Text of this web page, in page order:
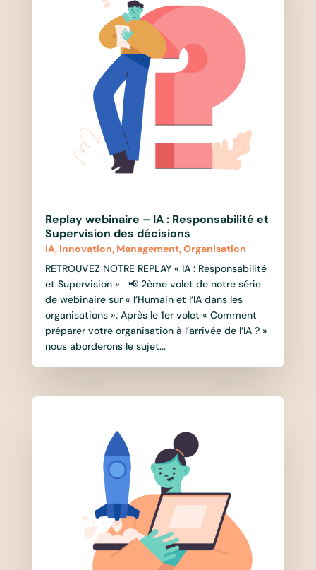
Replay webinaire – IA : Responsabilité et
Supervision des décisions
IA, Innovation, Management,Organisation
RETROUVEZ NOTRE REPLAY « IA : Responsabilité
et Supervision » 📢 2ème volet de notre série
de webinaire sur « l’Humain et l’IA dans les
organisations ». Après le 1er volet « Comment
préparer votre organisation à l’arrivée de l’IA ? »
nous aborderons le sujet...